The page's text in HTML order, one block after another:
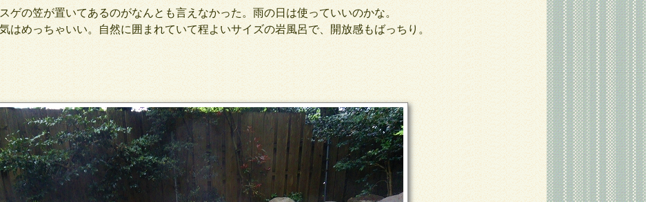
ゲの笠が置いてあるのがなんとも言えなかった。雨の日は使っていいのかな。
はめっちゃいい。自然に囲まれていて程よいサイズの岩風呂で、開放感もばっちり。